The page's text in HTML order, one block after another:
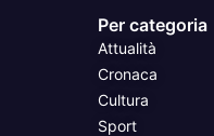
Per categoria
Attualità
Cronaca
Cultura
Sport